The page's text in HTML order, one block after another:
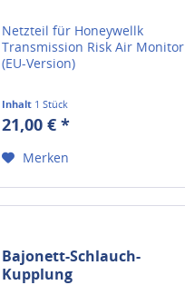
Netzteil für Honeywellk
Transmission Risk Air Monitor
(EU-Version)
Inhalt 1 Stück
21,00 € *
Merken
Bajonett-Schlauch-
Kupplung